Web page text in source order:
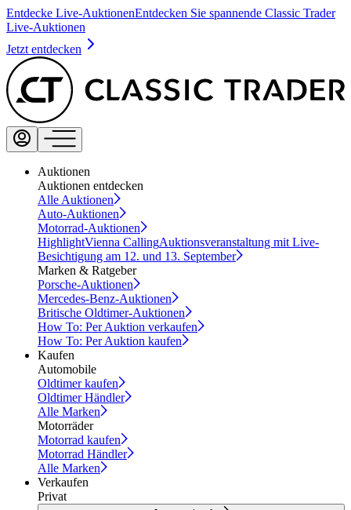
Entdecke Live-AuktionenEntdecken Sie spannende Classic Trader
Live-Auktionen
Jetzt entdecken
Auktionen
Auktionen entdecken
Alle Auktionen
Auto-Auktionen
Motorrad-Auktionen
HighlightVienna CallingAuktionsveranstaltung mit Live-
Besichtigung am 12. und 13. September
Marken & Ratgeber
Porsche-Auktionen
Mercedes-Benz-Auktionen
Britische Oldtimer-Auktionen
How To: Per Auktion verkaufen
How To: Per Auktion kaufen
Kaufen
Automobile
Oldtimer kaufen
Oldtimer Händler
Alle Marken
Motorräder
Motorrad kaufen
Motorrad Händler
Alle Marken
Verkaufen
Privat